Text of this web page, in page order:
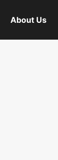
About Us